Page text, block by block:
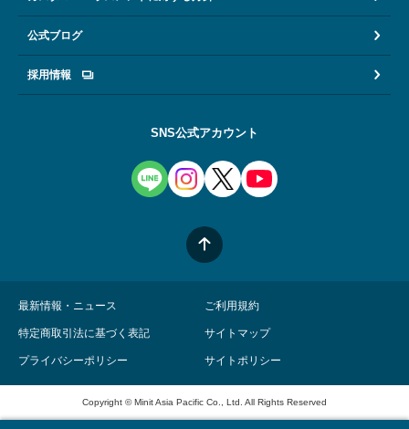
公式ブログ
採用情報
SNS公式アカウント
最新情報・ニュース ご利用規約
特定商取引法に基づく表記 サイトマップ
プライバシーポリシー サイトポリシー
Copyright © Minit Asia Pacific Co., Ltd. All Rights Reserved